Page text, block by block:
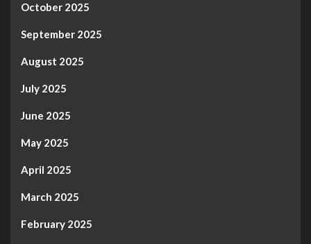
October 2025
September 2025
August 2025
July 2025
June 2025
May 2025
April 2025
March 2025
February 2025